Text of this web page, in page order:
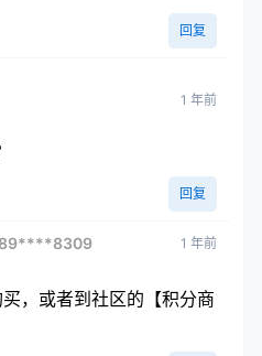
回复
1 年前
回复
1 年前
，或者到社区的【积分商